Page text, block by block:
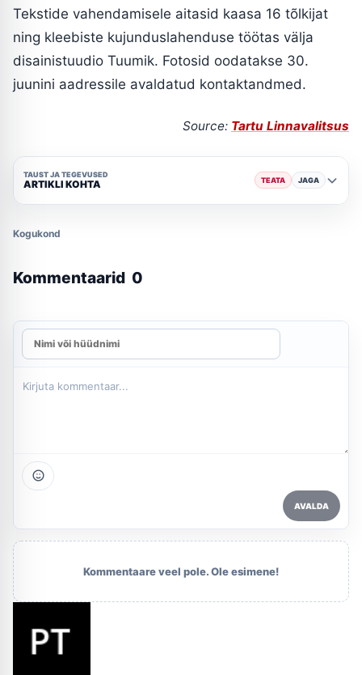
Tekstide vahendamisele aitasid kaasa 16 tõlkijat
ning kleebiste kujunduslahenduse töötas välja
disainistuudio Tuumik. Fotosid oodatakse 30.
juunini aadressile avaldatud kontaktandmed.
Source: Tartu Linnavalitsus
TAUST JA TEGEVUSED
ARTIKLI KOHTA TEATA JAGA
Kogukond
Kommentaarid 0
AVALDA
Kommentaare veel pole. Ole esimene!